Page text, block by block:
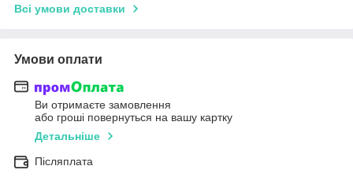
Всі умови доставки
Умови оплати
Ви отримаєте замовлення
або гроші повернуться на вашу картку
Детальніше
Післяплата